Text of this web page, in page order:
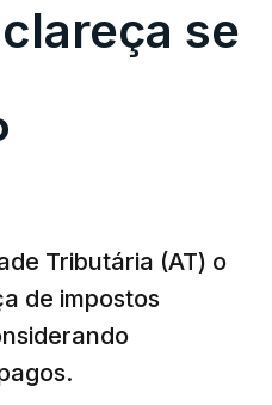
numa propriedade no
para obras na Polícia
surgiram ordens para mais
criminal, Luís Neves
nega favorecimento a
se
Tributária (AT) o
de impostos